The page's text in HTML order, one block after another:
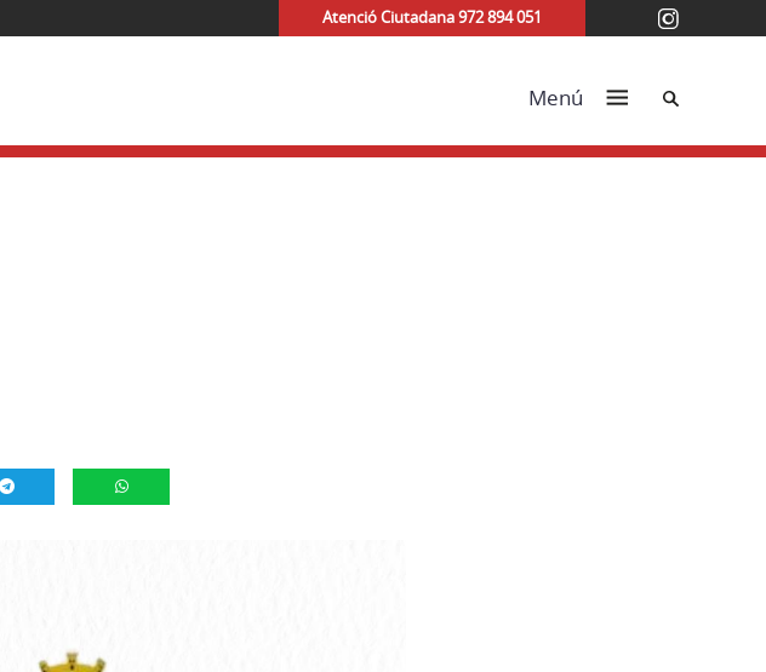
Atenció Ciutadana 972 894 051
Menú Cerca